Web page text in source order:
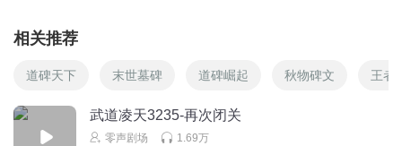
相关推荐
道碑天下 末世墓碑 道碑崛起 秋物碑文 王者
武道凌天3235-再次闭关
零声剧场 1.69万